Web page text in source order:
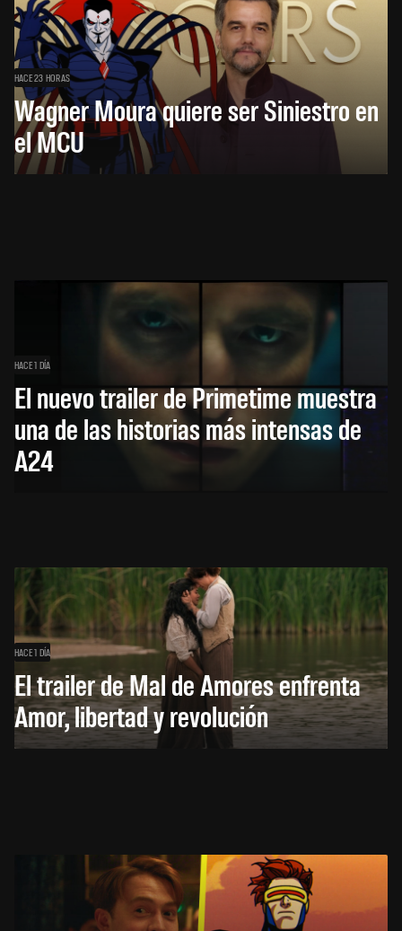
HACE 23 HORAS
Wagner Moura quiere ser Siniestro en
el MCU
HACE 1 DÍA
El nuevo trailer de Primetime muestra
una de las historias más intensas de
A24
HACE 1 DÍA
El trailer de Mal de Amores enfrenta
Amor, libertad y revolución